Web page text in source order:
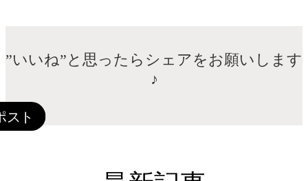
”いいね”と思ったらシェアをお願いします
♪